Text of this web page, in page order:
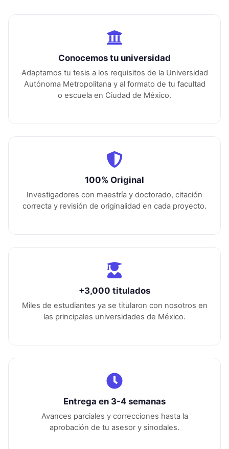
Conocemos tu universidad
Adaptamos tu tesis a los requisitos de la Universidad
Autónoma Metropolitanay al formato de tu facultad
o escuela en Ciudad de México.
100% Original
Investigadores con maestría y doctorado, citación
correcta y revisión de originalidad en cada proyecto.
+3,000 titulados
Miles de estudiantes ya se titularon con nosotros en
las principales universidades de México.
Entrega en 3-4 semanas
Avances parciales y correcciones hasta la
aprobación de tu asesor y sinodales.